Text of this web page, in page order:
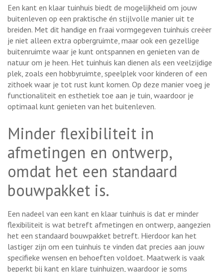
Een kant en klaar tuinhuis biedt de mogelijkheid om jouw
buitenleven op een praktische én stijlvolle manier uit te
breiden. Met dit handige en fraai vormgegeven tuinhuis creëer
je niet alleen extra opbergruimte, maar ook een gezellige
buitenruimte waar je kunt ontspannen en genieten van de
natuur om je heen. Het tuinhuis kan dienen als een veelzijdige
plek, zoals een hobbyruimte, speelplek voor kinderen of een
zithoek waar je tot rust kunt komen. Op deze manier voeg je
functionaliteit en esthetiek toe aan je tuin, waardoor je
optimaal kunt genieten van het buitenleven.
Minder flexibiliteit in
afmetingen en ontwerp,
omdat het een standaard
bouwpakket is.
Een nadeel van een kant en klaar tuinhuis is dat er minder
flexibiliteit is wat betreft afmetingen en ontwerp, aangezien
het een standaard bouwpakket betreft. Hierdoor kan het
lastiger zijn om een tuinhuis te vinden dat precies aan jouw
specifieke wensen en behoeften voldoet. Maatwerk is vaak
beperkt bij kant en klare tuinhuizen, waardoor je soms